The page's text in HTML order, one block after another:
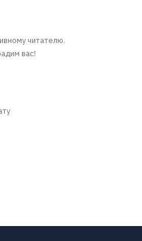
читателю.
вас!